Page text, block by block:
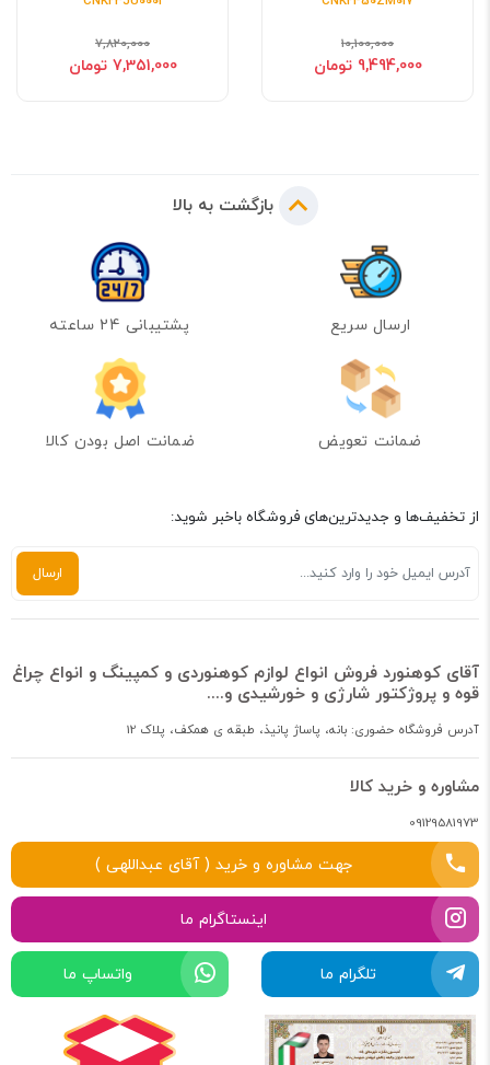
10,100,000
9,494,000 تومان
7,820,000
7,351,000 تومان
بازگشت به بالا
ارسال سریع پشتیبانی 24 ساعته
ضمانت تعویض ضمانت اصل بودن کالا
از تخفیف‌ها و جدیدترین‌های فروشگاه باخبر شوید:
آقای کوهنورد فروش انواع لوازم کوهنوردی و کمپینگ و انواع چراغ
قوه و پروژکتور شارژی و خورشیدی و....
آدرس فروشگاه حضوری: بانه، پاساژ پانیذ، طبقه ی همکف، پلاک 12
مشاوره و خرید کالا
09129581973
جهت مشاوره و خرید ( آقای عبداللهی )
اینستاگرام ما
تلگرام ما
واتساپ ما